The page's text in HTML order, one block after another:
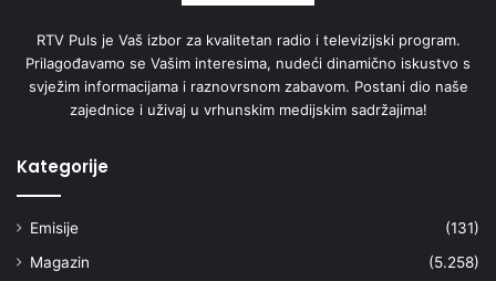
RTV Puls je Vaš izbor za kvalitetan radio i televizijski program.
Prilagođavamo se Vašim interesima, nudeći dinamično iskustvo s
svježim informacijama i raznovrsnom zabavom. Postani dio naše
zajednice i uživaj u vrhunskim medijskim sadržajima!
Kategorije
Emisije
(131)
Magazin
(5.258)